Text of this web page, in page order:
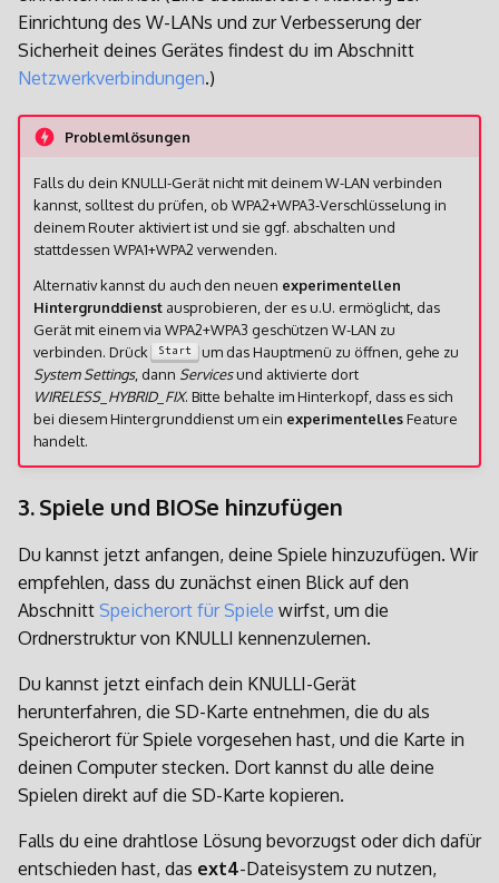
Einrichtung des W-LANs und zur Verbesserung der
Sicherheit deines Gerätes findest du im Abschnitt
Netzwerkverbindungen.)
Problemlösungen
Falls du dein KNULLI-Gerät nicht mit deinem W-LAN verbinden
kannst, solltest du prüfen, ob WPA2+WPA3-Verschlüsselung in
deinem Router aktiviert ist und sie ggf. abschalten und
stattdessen WPA1+WPA2 verwenden.
Alternativ kannst du auch den neuen experimentellen
Hintergrunddienstausprobieren, der es u.U. ermöglicht, das
Gerät mit einem via WPA2+WPA3 geschützen W-LAN zu
verbinden. Drück
Start
um das Hauptmenü zu öffnen, gehe zu
System Settings, dann Servicesund aktivierte dort
WIRELESS_HYBRID_FIX. Bitte behalte im Hinterkopf, dass es sich
bei diesem Hintergrunddienst um ein experimentellesFeature
handelt.
3. Spiele und BIOSe hinzufügen
Du kannst jetzt anfangen, deine Spiele hinzuzufügen. Wir
empfehlen, dass du zunächst einen Blick auf den
Abschnitt Speicherort für Spiele wirfst, um die
Ordnerstruktur von KNULLI kennenzulernen.
Du kannst jetzt einfach dein KNULLI-Gerät
herunterfahren, die SD-Karte entnehmen, die du als
Speicherort für Spiele vorgesehen hast, und die Karte in
deinen Computer stecken. Dort kannst du alle deine
Spielen direkt auf die SD-Karte kopieren.
Falls du eine drahtlose Lösung bevorzugst oder dich dafür
entschieden hast, das ext4-Dateisystem zu nutzen,